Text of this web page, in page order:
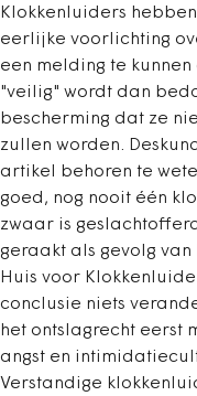
Klokkenluiders
eerlijke voorlichting
een melding te kunnen
"veilig" wordt dan
bescherming dat ze
zullen worden.
artikel behoren te
goed, nog nooit één
zwaar is
geraakt als gevolg
Huis voor
conclusie niets
het ontslagrecht eerst
angst en
Verstandige